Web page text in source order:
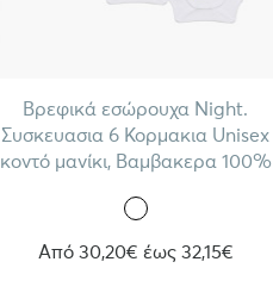
Βρεφικά εσώρουχα Night.
Συσκευασια 6 Κορμακια Unisex
κοντό μανίκι, Βαμβακερα 100%
Από 30,20€ έως 32,15€